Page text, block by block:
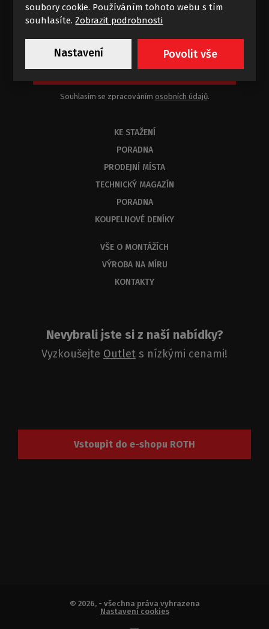
Chci dostávat výhodné nabídky
Souhlasím se zpracováním osobních údajů.
KE STAŽENÍ
PORADNA
PRODEJNÍ MÍSTA
TECHNICKÝ MAGAZÍN
PORADNA
KOUPELNOVÉ DENÍKY
VŠE O MONTÁŽÍCH
VÝROBA NA MÍRU
KONTAKTY
Nevybrali jste si z naší nabídky?
Vyzkoušejte Outlet s nízkými cenami!
Vstoupit do e-shopu ROTH
© 2026, - všechna práva vyhrazena
Nastavení cookies
soubory cookie. Používáním tohoto webu s tím
souhlasíte.Zobrazit podrobnosti
Nastavení Povolit vše